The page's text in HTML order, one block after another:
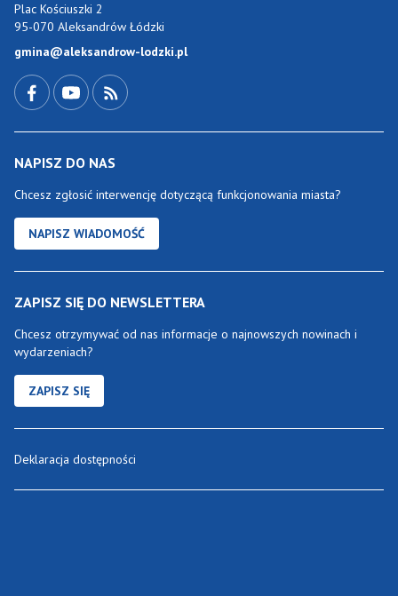
Plac Kościuszki 2
95-070 Aleksandrów Łódzki
gmina@aleksandrow-lodzki.pl
NAPISZ DO NAS
Chcesz zgłosić interwencję dotyczącą funkcjonowania miasta?
NAPISZ WIADOMOŚĆ
ZAPISZ SIĘ DO NEWSLETTERA
Chcesz otrzymywać od nas informacje o najnowszych nowinach i
wydarzeniach?
ZAPISZ SIĘ
Deklaracja dostępności